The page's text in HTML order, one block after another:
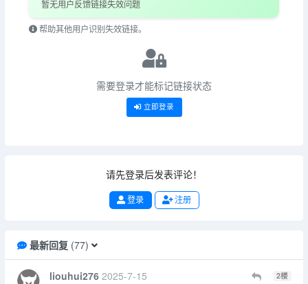
暂无用户反馈链接失效问题
帮助其他用户识别失效链接。
需要登录才能标记链接状态
立即登录
请先登录后发表评论！
登录 注册
最新回复(77)
liouhui276 2025-7-15 2楼